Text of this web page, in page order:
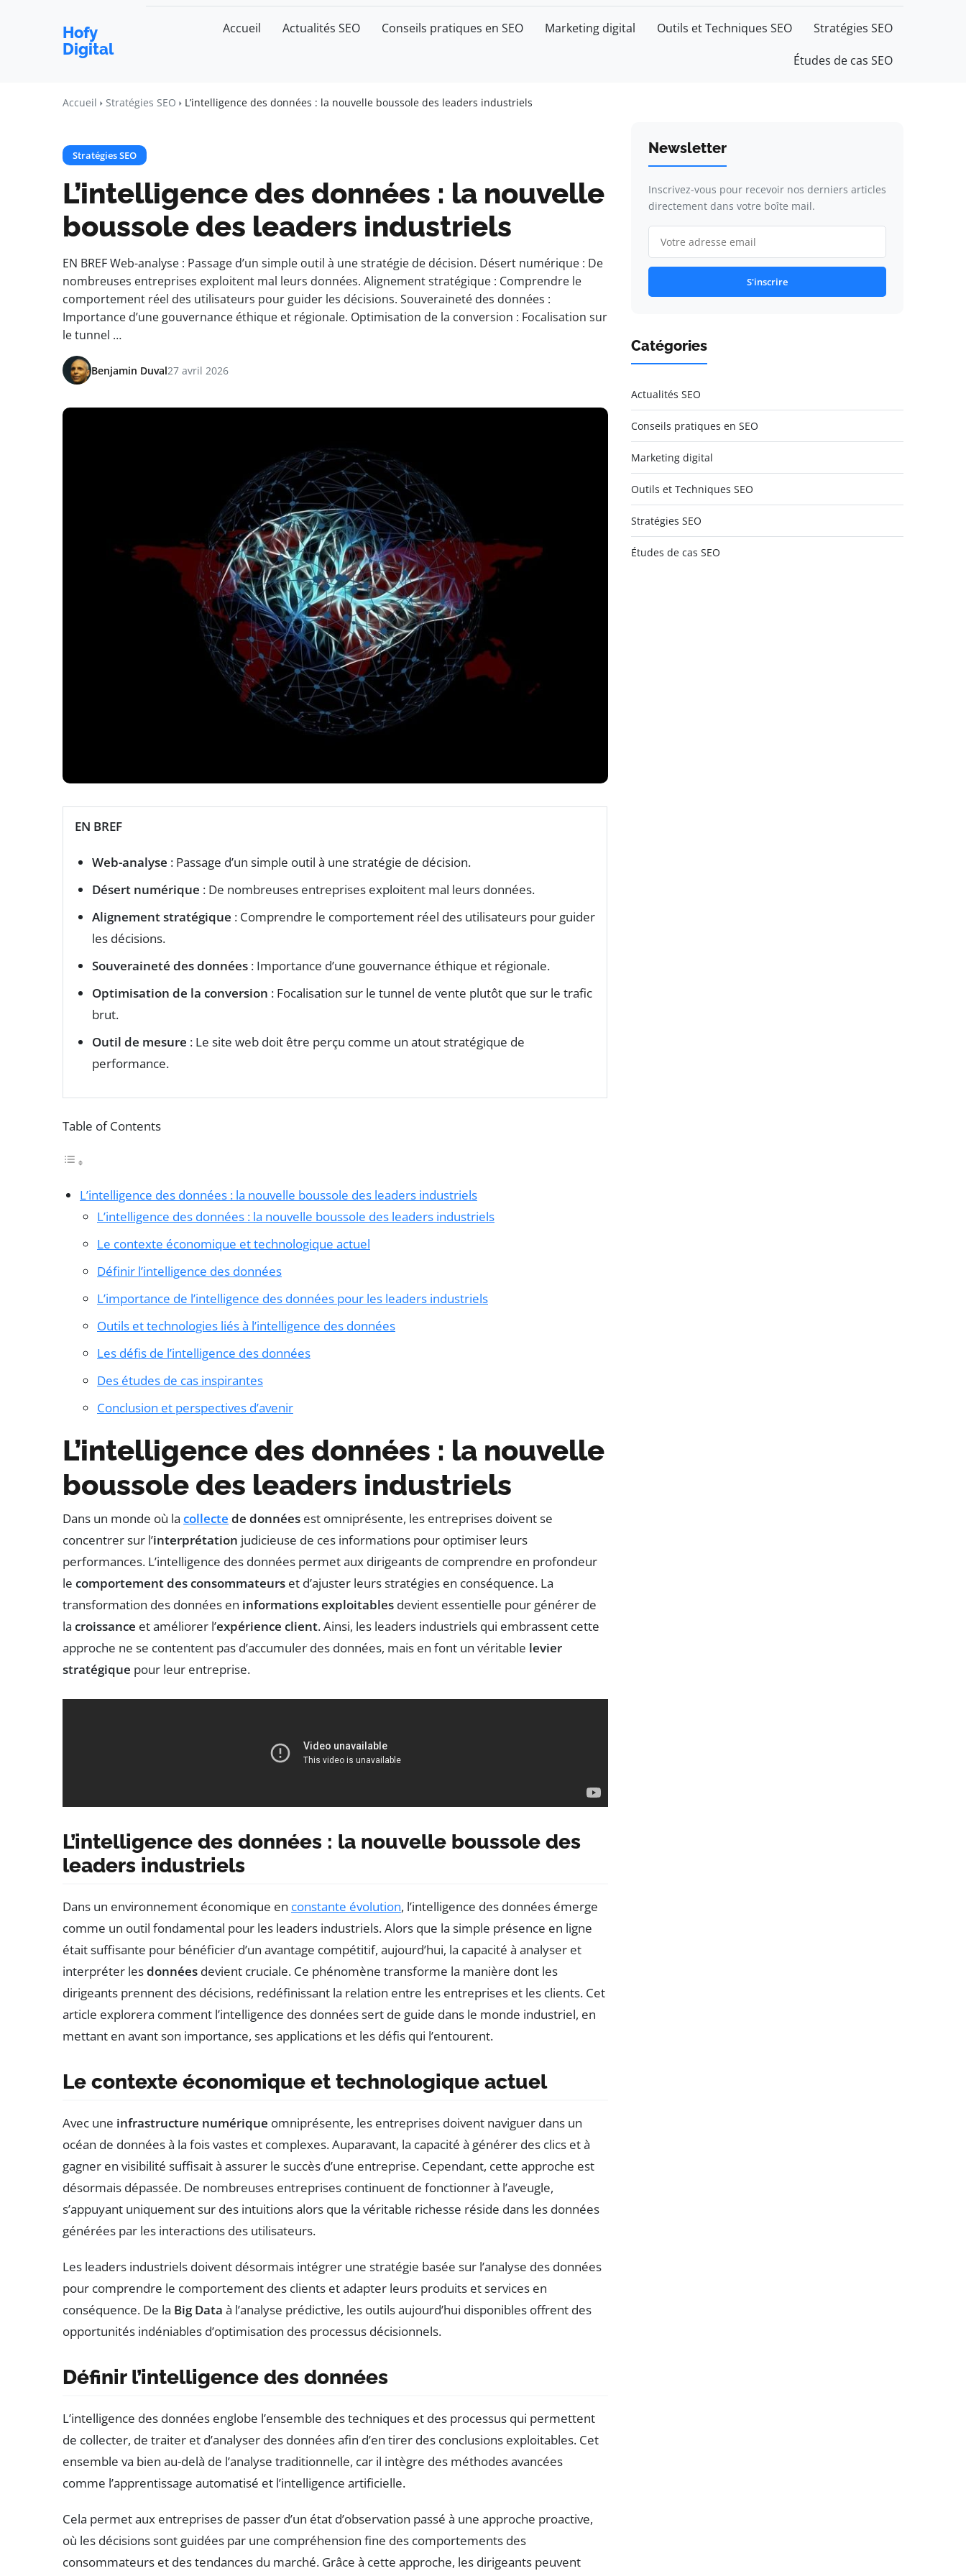
Hofy
Digital
Accueil Actualités SEO Conseils pratiques en SEO Marketing digital Outils et Techniques SEO Stratégies SEO
Études de cas SEO
Accueil Stratégies SEO L’intelligence des données : la nouvelle boussole des leaders industriels
Stratégies SEO
L’intelligence des données : la nouvelle
boussole des leaders industriels
EN BREF Web-analyse : Passage d’un simple outil à une stratégie de décision. Désert numérique : De
nombreuses entreprises exploitent mal leurs données. Alignement stratégique : Comprendre le
comportement réel des utilisateurs pour guider les décisions. Souveraineté des données :
Importance d’une gouvernance éthique et régionale. Optimisation de la conversion : Focalisation sur
le tunnel …
Benjamin Duval27 avril 2026
EN BREF
Web-analyse : Passage d’un simple outil à une stratégie de décision.
Désert numérique : De nombreuses entreprises exploitent mal leurs données.
Alignement stratégique : Comprendre le comportement réel des utilisateurs pour guider
les décisions.
Souveraineté des données : Importance d’une gouvernance éthique et régionale.
Optimisation de la conversion : Focalisation sur le tunnel de vente plutôt que sur le trafic
brut.
Outil de mesure : Le site web doit être perçu comme un atout stratégique de
performance.
Table of Contents
L’intelligence des données : la nouvelle boussole des leaders industriels
L’intelligence des données : la nouvelle boussole des leaders industriels
Le contexte économique et technologique actuel
Définir l’intelligence des données
L’importance de l’intelligence des données pour les leaders industriels
Outils et technologies liés à l’intelligence des données
Les défis de l’intelligence des données
Des études de cas inspirantes
Conclusion et perspectives d’avenir
L’intelligence des données : la nouvelle
boussole des leaders industriels
Dans un monde où la collecte de données est omniprésente, les entreprises doivent se
concentrer sur l’interprétation judicieuse de ces informations pour optimiser leurs
performances. L’intelligence des données permet aux dirigeants de comprendre en profondeur
le comportement des consommateurs et d’ajuster leurs stratégies en conséquence. La
transformation des données en informations exploitables devient essentielle pour générer de
la croissance et améliorer l’expérience client. Ainsi, les leaders industriels qui embrassent cette
approche ne se contentent pas d’accumuler des données, mais en font un véritable levier
stratégique pour leur entreprise.
L’intelligence des données : la nouvelle boussole des
leaders industriels
Dans un environnement économique en constante évolution, l’intelligence des données émerge
comme un outil fondamental pour les leaders industriels. Alors que la simple présence en ligne
était suffisante pour bénéficier d’un avantage compétitif, aujourd’hui, la capacité à analyser et
interpréter lesdonnées devient cruciale. Ce phénomène transforme la manière dont les
dirigeants prennent des décisions, redéfinissant la relation entre les entreprises et les clients. Cet
article explorera comment l’intelligence des données sert de guide dans le monde industriel, en
mettant en avant son importance, ses applications et les défis qui l’entourent.
Le contexte économique et technologique actuel
Avec une infrastructure numérique omniprésente, les entreprises doivent naviguer dans un
océan de données à la fois vastes et complexes. Auparavant, la capacité à générer des clics et à
gagner en visibilité suffisait à assurer le succès d’une entreprise. Cependant, cette approche est
désormais dépassée. De nombreuses entreprises continuent de fonctionner à l’aveugle,
s’appuyant uniquement sur des intuitions alors que la véritable richesse réside dans les données
générées par les interactions des utilisateurs.
Les leaders industriels doivent désormais intégrer une stratégie basée sur l’analyse des données
pour comprendre le comportement des clients et adapter leurs produits et services en
conséquence. De la Big Data à l’analyse prédictive, les outils aujourd’hui disponibles offrent des
opportunités indéniables d’optimisation des processus décisionnels.
Définir l’intelligence des données
L’intelligence des données englobe l’ensemble des techniques et des processus qui permettent
de collecter, de traiter et d’analyser des données afin d’en tirer des conclusions exploitables. Cet
ensemble va bien au-delà de l’analyse traditionnelle, car il intègre des méthodes avancées
comme l’apprentissage automatisé et l’intelligence artificielle.
Cela permet aux entreprises de passer d’un état d’observation passé à une approche proactive,
où les décisions sont guidées par une compréhension fine des comportements des
consommateurs et des tendances du marché. Grâce à cette approche, les dirigeants peuvent
Newsletter
Inscrivez-vous pour recevoir nos derniers articles
directement dans votre boîte mail.
S'inscrire
Catégories
Actualités SEO
Conseils pratiques en SEO
Marketing digital
Outils et Techniques SEO
Stratégies SEO
Études de cas SEO